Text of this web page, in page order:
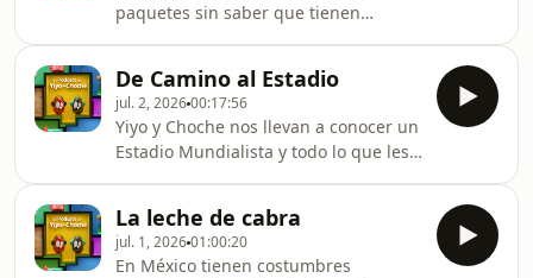
paquetes sin saber que tienen
De Camino al Estadio
jul. 2, 202600:17:56
Yiyo y Choche nos llevan a conocer un
Estadio Mundialista y todo lo que les
La leche de cabra
jul. 1, 202601:00:20
En México tienen costumbres